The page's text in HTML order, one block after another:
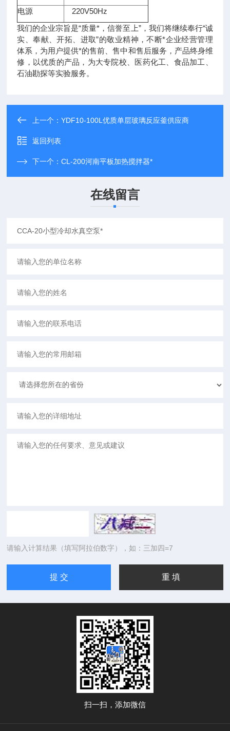
电源
220V50Hz
我们的企业宗旨是“质量*，信誉至上”，我们将继续奉行“诚
实、奉献、开拓、进取”的敬业精神，不断*企业经营管理
体系，为用户提供*的售前、售中和售后服务，产品终身维
修，以优质的产品，为大专院校、医药化工、食品加工、
石油勘探等实验服务。
上一个：YDF10-100L优质单层玻璃反应釜供应商
返回列表
下一个：CL-200河南平板加热搅拌器*
在线留言
请输入计算结果（填写阿拉伯数字），如：三加四=7
扫一扫，添加微信